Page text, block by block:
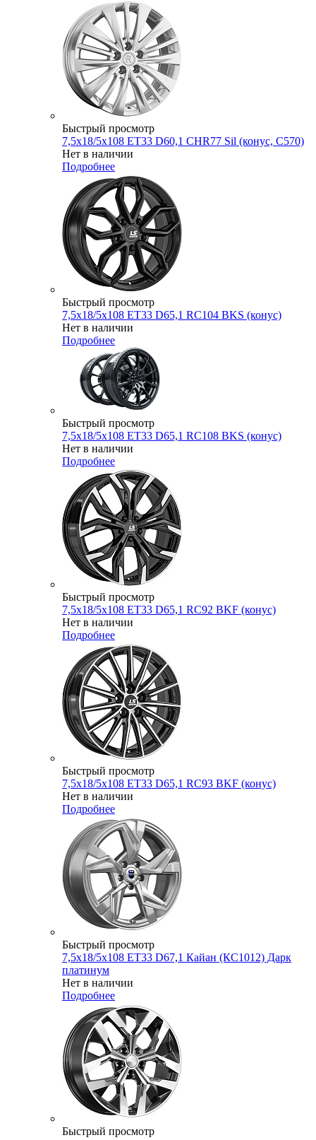
Быстрый просмотр
7,5x18/5x108 ET33 D60,1 CHR77 Sil (конус, C570)
Нет в наличии
Подробнее
Быстрый просмотр
7,5x18/5x108 ET33 D65,1 RC104 BKS (конус)
Нет в наличии
Подробнее
Быстрый просмотр
7,5x18/5x108 ET33 D65,1 RC108 BKS (конус)
Нет в наличии
Подробнее
Быстрый просмотр
7,5x18/5x108 ET33 D65,1 RC92 BKF (конус)
Нет в наличии
Подробнее
Быстрый просмотр
7,5x18/5x108 ET33 D65,1 RC93 BKF (конус)
Нет в наличии
Подробнее
Быстрый просмотр
7,5x18/5x108 ET33 D67,1 Кайан (КС1012) Дарк
платинум
Нет в наличии
Подробнее
Быстрый просмотр